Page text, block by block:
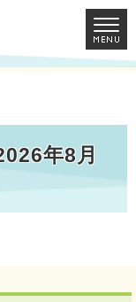
年8月